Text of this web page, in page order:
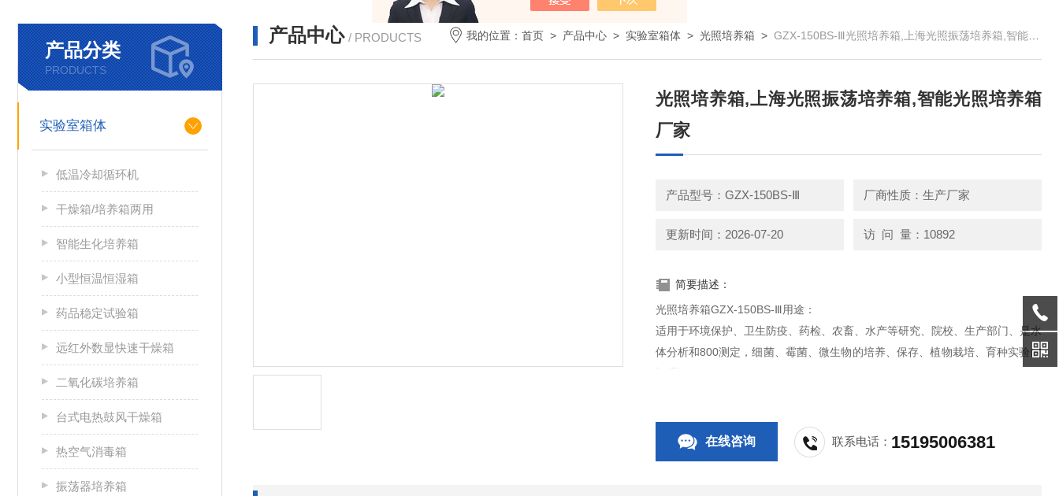
产品分类
PRODUCTS
实验室箱体
低温冷却循环机
干燥箱/培养箱两用
智能生化培养箱
小型恒温恒湿箱
药品稳定试验箱
远红外数显快速干燥箱
二氧化碳培养箱
台式电热鼓风干燥箱
热空气消毒箱
振荡器培养箱
产品中心 / PRODUCTS 我的位置：首页 > 产品中心 > 实验室箱体 >光照培养箱 >GZX-150BS-Ⅲ光照培养箱,上海光照振荡培养箱,智能光照培养箱厂家
光照培养箱,上海光照振荡培养箱,智能光照培养箱
厂家
产品型号：GZX-150BS-Ⅲ 厂商性质：生产厂家
更新时间：2026-07-20 访 问 量：10892
简要描述：
光照培养箱GZX-150BS-Ⅲ用途：
适用于环境保护、卫生防疫、药检、农畜、水产等研究、院校、生产部门、是水
体分析和800测定，细菌、霉菌、微生物的培养、保存、植物栽培、育种实验的
恒温设备。
在线咨询 联系电话： 15195006381